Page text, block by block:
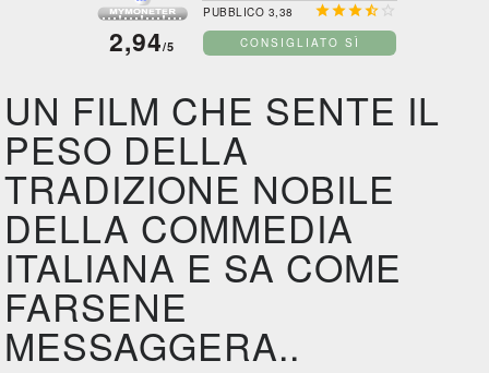
2,94/5
PUBBLICO 3,38  
CONSIGLIATO SÌ
UN FILM CHE SENTE IL
PESO DELLA
TRADIZIONE NOBILE
DELLA COMMEDIA
ITALIANA E SA COME
FARSENE
MESSAGGERA..